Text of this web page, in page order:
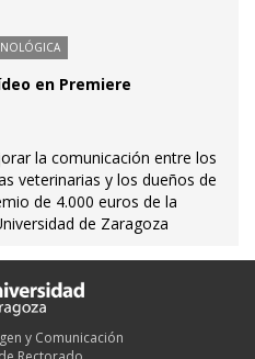
en Premiere
la comunicación entre los
veterinarias y los dueños de
de 4.000 euros de la
de Zaragoza
y Comunicación